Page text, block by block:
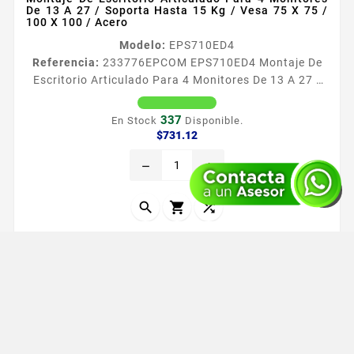
De 13 A 27 / Soporta Hasta 15 Kg / Vesa 75 X 75 /
100 X 100 / Acero
Modelo: EPS710ED4
Referencia: 233776EPCOM EPS710ED4 Montaje De
Escritorio Articulado Para 4 Monitores De 13 A 27 /
Soporta Hasta 15 Kg / Vesa 75 X 75 / 100 X 100 /
Espacio de monitoreo con nuestros montajes de
Disentildeados para ofrecerte una experiencia de
control total estos montajes no solo optimizan tu
espacio sino que tambieacuten...
En Stock 337 Disponible.
$731.12Precio
remove add
  